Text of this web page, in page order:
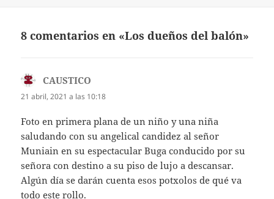
8 comentarios en «Los dueños del balón»
CAUSTICO
21 abril, 2021 a las 10:18
Foto en primera plana de un niño y una niña
saludando con su angelical candidez al señor
Muniain en su espectacular Buga conducido por su
señora con destino a su piso de lujo a descansar.
Algún día se darán cuenta esos potxolos de qué va
todo este rollo.